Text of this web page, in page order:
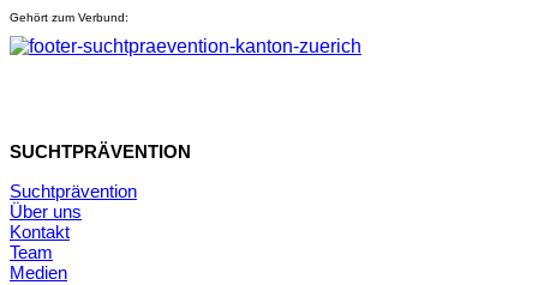
Gehört zum Verbund:
SUCHTPRÄVENTION
Suchtprävention
Über uns
Kontakt
Team
Medien